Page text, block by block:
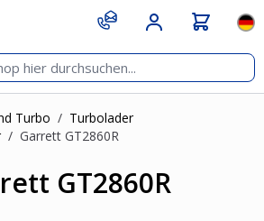
Turbo / Turbolader
/ Garrett GT2860R
GT2860R